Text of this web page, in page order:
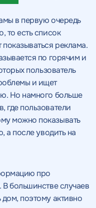
в первую очередь
то есть список
реклама.
по горячим и
пользователь
и ищет
Но намного больше
где пользователи
можно показывать
а после уводить на
про
В большинстве случаев
поэтому активно